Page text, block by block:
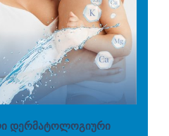
დერმატოლოგიური